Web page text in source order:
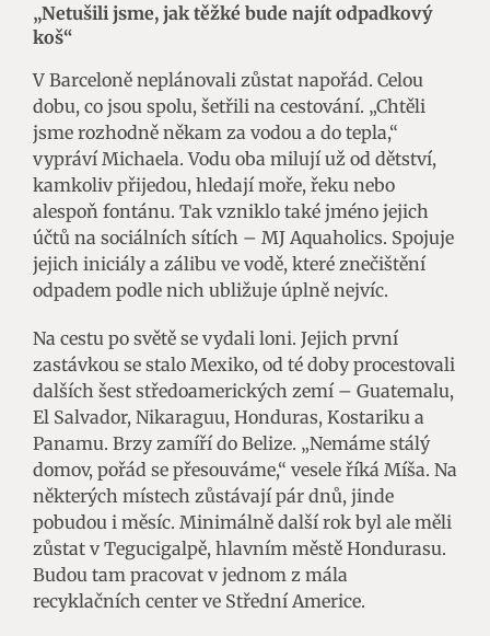
„Netušili jsme, jak těžké bude najít odpadkový
koš“
V Barceloně neplánovali zůstat napořád. Celou
dobu, co jsou spolu, šetřili na cestování. „Chtěli
jsme rozhodně někam za vodou a do tepla,“
vypráví Michaela. Vodu oba milují už od dětství,
kamkoliv přijedou, hledají moře, řeku nebo
alespoň fontánu. Tak vzniklo také jméno jejich
účtů na sociálních sítích – MJ Aquaholics. Spojuje
jejich iniciály a zálibu ve vodě, které znečištění
odpadem podle nich ubližuje úplně nejvíc.
Na cestu po světě se vydali loni. Jejich první
zastávkou se stalo Mexiko, od té doby procestovali
dalších šest středoamerických zemí – Guatemalu,
El Salvador, Nikaraguu, Honduras, Kostariku a
Panamu. Brzy zamíří do Belize. „Nemáme stálý
domov, pořád se přesouváme,“ vesele říká Míša. Na
některých místech zůstávají pár dnů, jinde
pobudou i měsíc. Minimálně další rok byl ale měli
zůstat v Tegucigalpě, hlavním městě Hondurasu.
Budou tam pracovat v jednom z mála
recyklačních center ve Střední Americe.